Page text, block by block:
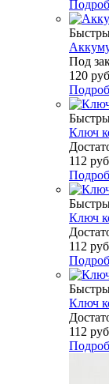
Под
120
Ключ
112
Ключ
112
Ключ
112